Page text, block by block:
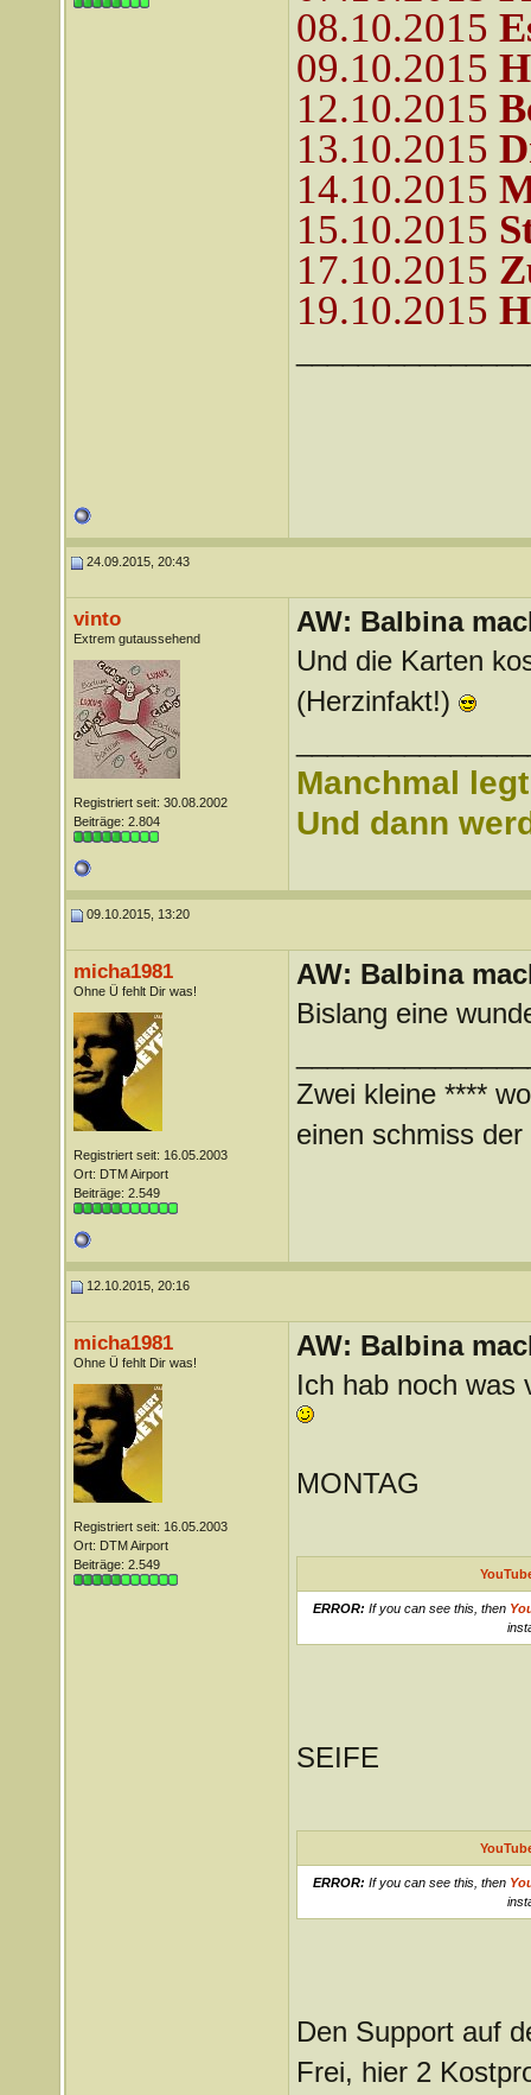
08.10.2015
09.10.2015
12.10.2015
13.10.2015
14.10.2015
15.10.2015
17.10.2015
19.10.2015
24.09.2015, 20:43
vinto
Extrem gutaussehend
Registriert seit: 30.08.2002
Beiträge: 2.804
AW: Balbina
Und die Karten
(Herzinfakt!)
Manchmal
Und dann
09.10.2015, 13:20
micha1981
Ohne Ü fehlt Dir was!
Registriert seit: 16.05.2003
Ort: DTM Airport
Beiträge: 2.549
AW: Balbina
Bislang eine
Zwei kleine ****
einen schmiss
12.10.2015, 20:16
micha1981
Ohne Ü fehlt Dir was!
Registriert seit: 16.05.2003
Ort: DTM Airport
Beiträge: 2.549
AW: Balbina
Ich hab noch was
MONTAG
ERROR: If you can see this, then
SEIFE
ERROR: If you can see this, then
Den Support auf
Frei, hier 2